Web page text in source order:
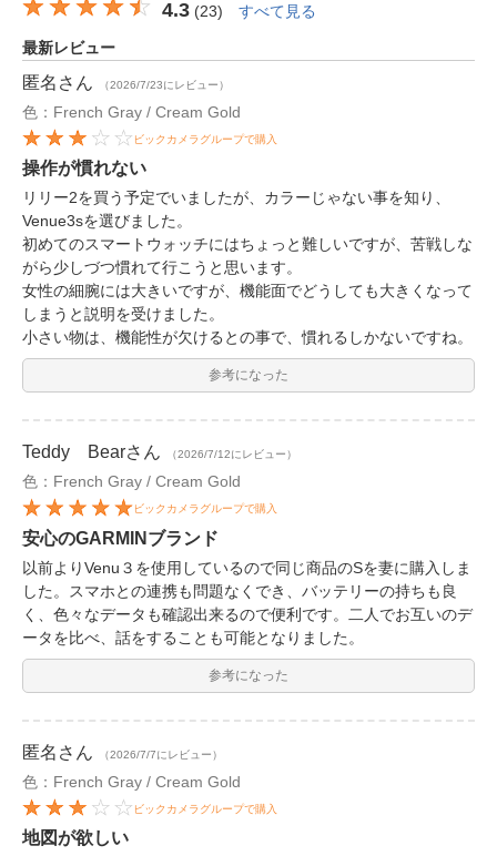
4.3 (23) すべて見る
最新レビュー
匿名 さん （2026/7/23にレビュー）
色：French Gray / Cream Gold
ビックカメラグループで購入
操作が慣れない
リリー2を買う予定でいましたが、カラーじゃない事を知り、
Venue3sを選びました。
初めてのスマートウォッチにはちょっと難しいですが、苦戦しな
がら少しづつ慣れて行こうと思います。
女性の細腕には大きいですが、機能面でどうしても大きくなって
しまうと説明を受けました。
小さい物は、機能性が欠けるとの事で、慣れるしかないですね。
参考になった
Teddy Bearさん （2026/7/12にレビュー）
色：French Gray / Cream Gold
ビックカメラグループで購入
安心のGARMINブランド
以前よりVenu３を使用しているので同じ商品のSを妻に購入しま
した。スマホとの連携も問題なくでき、バッテリーの持ちも良
く、色々なデータも確認出来るので便利です。二人でお互いのデ
ータを比べ、話をすることも可能となりました。
参考になった
匿名 さん （2026/7/7にレビュー）
色：French Gray / Cream Gold
ビックカメラグループで購入
地図が欲しい